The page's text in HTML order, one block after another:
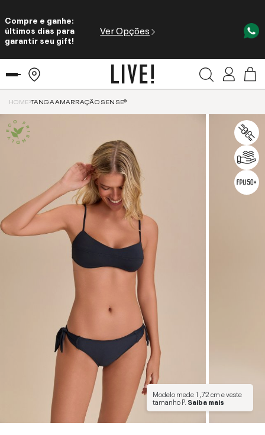
Compre e ganhe:
últimos dias para
garantir seu gift!
Ver Opções
HOME TANGA AMARRAÇÃO SENSE®
Modelo mede1,72 cme veste
tamanhoP. Saiba mais